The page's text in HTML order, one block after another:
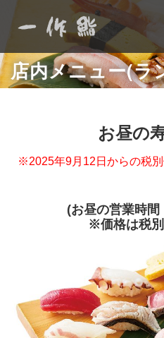
店内メニュー(ラ
お昼の
※2025年9月12日からの税別
(お昼の営業時
※価格は税別